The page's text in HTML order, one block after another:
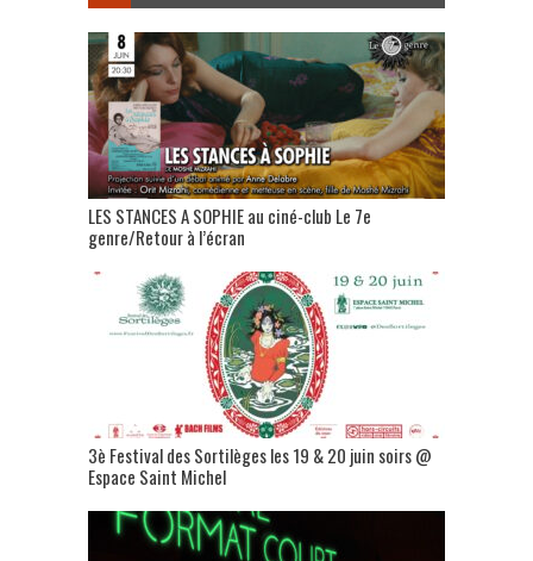
LES STANCES A SOPHIE au ciné-club Le 7e
genre/Retour à l’écran
3è Festival des Sortilèges les 19 & 20 juin soirs @
Espace Saint Michel